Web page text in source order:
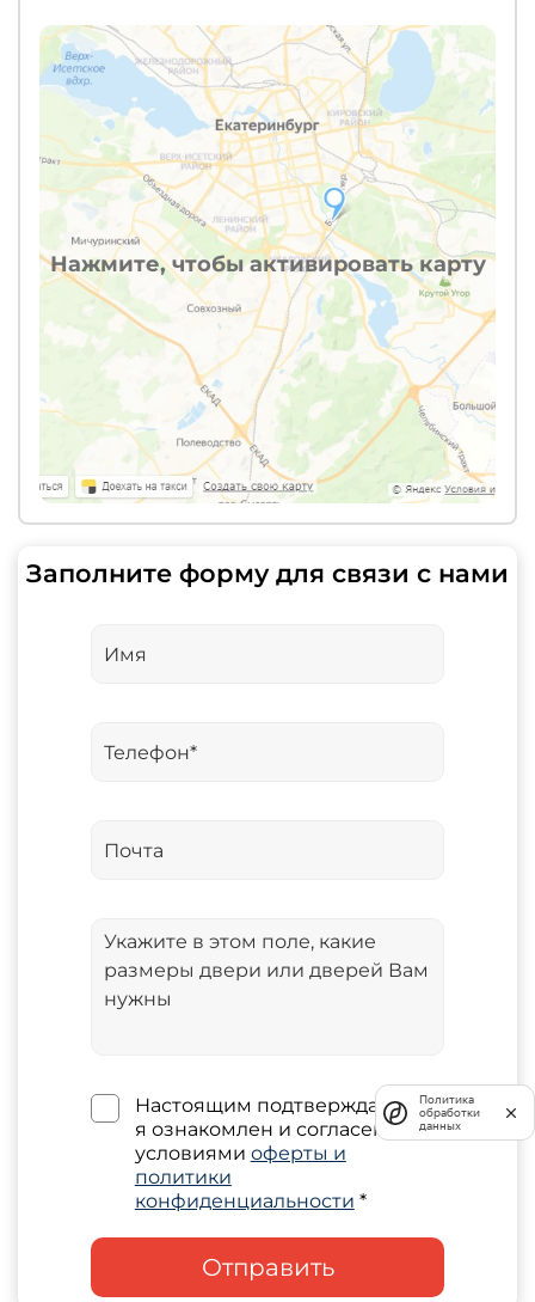
Нажмите, чтобы активировать карту
Заполните форму для связи с нами
Настоящим подтверждаю, что
я ознакомлен и согласен с
условиями оферты и
политики
конфиденциальности *
Отправить
Политика
обработки
данных